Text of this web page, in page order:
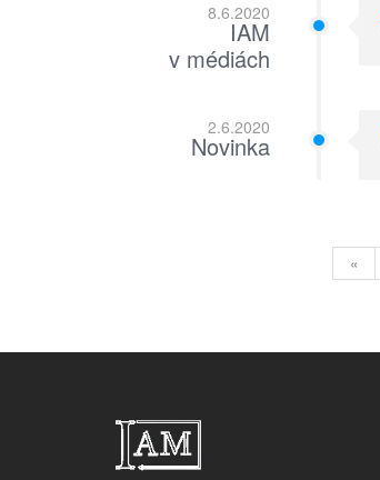
8.6.2020
IAM
v médiách
2.6.2020
Novinka
«